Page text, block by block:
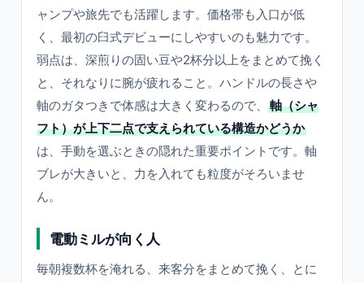
ャンプや旅先でも活躍します。価格帯も入口が低
く、最初の臼式デビューにしやすいのも魅力です。
弱点は、深煎りの固い豆や2杯分以上をまとめて挽く
と、それなりに腕が疲れること。ハンドルの長さや
軸のガタつきで体感は大きく変わるので、
軸（シャ
フト）が上下二点で支えられている構造かどうか
は、手動を選ぶときの隠れた重要ポイントです。軸
ブレが大きいと、力を入れても粒度がそろいませ
ん。
電動ミルが向く人
毎朝複数杯を淹れる、来客分をまとめて挽く、とに